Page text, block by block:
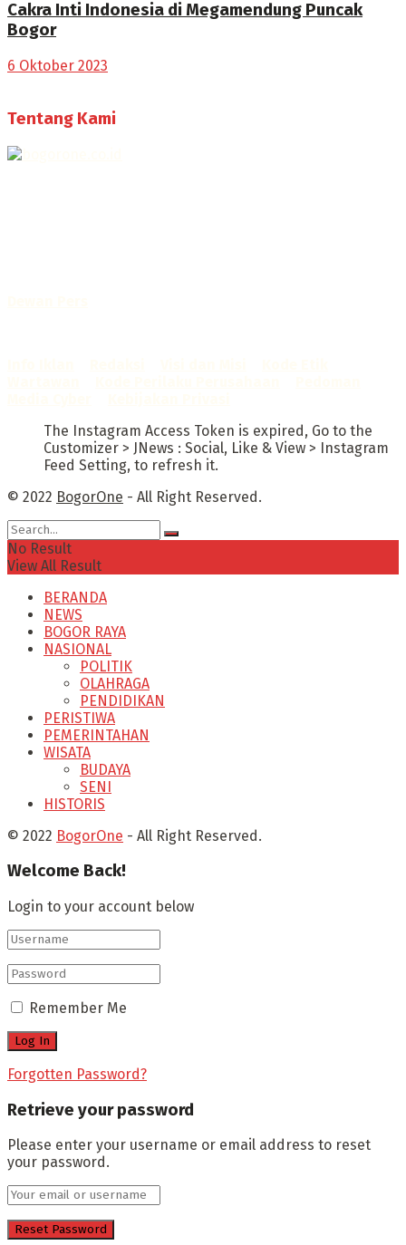
Cakra Inti Indonesia di Megamendung Puncak
Bogor
6 Oktober 2023
Tentang Kami
The Instagram Access Token is expired, Go to the
Customizer > JNews : Social, Like & View > Instagram
Feed Setting, to refresh it.
© 2022 BogorOne - All Right Reserved.
No Result
View All Result
BERANDA
NEWS
BOGOR RAYA
NASIONAL
POLITIK
OLAHRAGA
PENDIDIKAN
PERISTIWA
PEMERINTAHAN
WISATA
BUDAYA
SENI
HISTORIS
© 2022 BogorOne - All Right Reserved.
Welcome Back!
Login to your account below
Remember Me
Forgotten Password?
Retrieve your password
Please enter your username or email address to reset
your password.